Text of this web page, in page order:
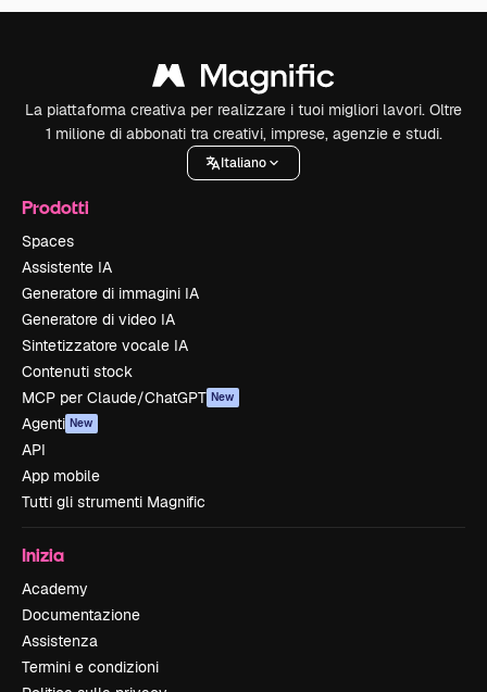
La piattaforma creativa per realizzare i tuoi migliori lavori. Oltre
1 milione di abbonati tra creativi, imprese, agenzie e studi.
Italiano
Prodotti
Spaces
Assistente IA
Generatore di immagini IA
Generatore di video IA
Sintetizzatore vocale IA
Contenuti stock
MCP per Claude/ChatGPT New
Agenti New
API
App mobile
Tutti gli strumenti Magnific
Inizia
Academy
Documentazione
Assistenza
Termini e condizioni